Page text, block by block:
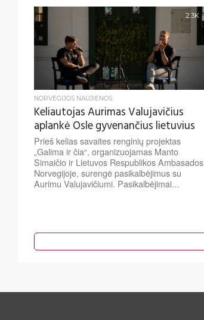
2.3K
NORVEGIJOS NAUJIENOS
Keliautojas Aurimas Valujavičius
aplankė Osle gyvenančius lietuvius
Prieš kelias savaites renginių projektas
„Galima ir čia“, organizuojamas Manto
Simaičio ir Lietuvos Respublikos Ambasados
Norvegijoje, surengė pasikalbėjimus su
Aurimu Valujavičiumi. Pasikalbėjimai...